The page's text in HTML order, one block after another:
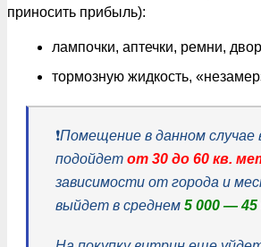
приносить прибыль):
лампочки, аптечки, ремни,
тормозную жидкость,
❗️Помещение в данном случае
подойдет от 30 до 60 кв.
зависимости от города и
выйдет в среднем 5 000 — 45